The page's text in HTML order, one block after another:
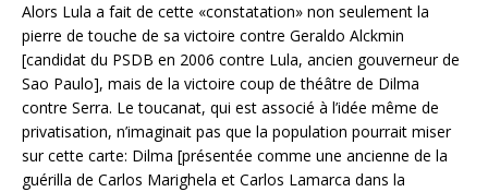
Alors Lula a fait de cette «constatation» non seulement la
pierre de touche de sa victoire contre Geraldo Alckmin
[candidat du PSDB en 2006 contre Lula, ancien gouverneur de
Sao Paulo], mais de la victoire coup de théâtre de Dilma
contre Serra. Le toucanat, qui est associé à l’idée même de
privatisation, n’imaginait pas que la population pourrait miser
sur cette carte: Dilma [présentée comme une ancienne de la
guérilla de Carlos Marighela et Carlos Lamarca dans la